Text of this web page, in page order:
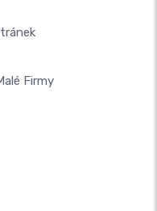
Firmy